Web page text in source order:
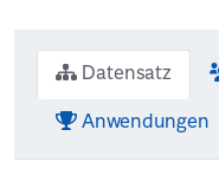
Datensatz
Anwendungen